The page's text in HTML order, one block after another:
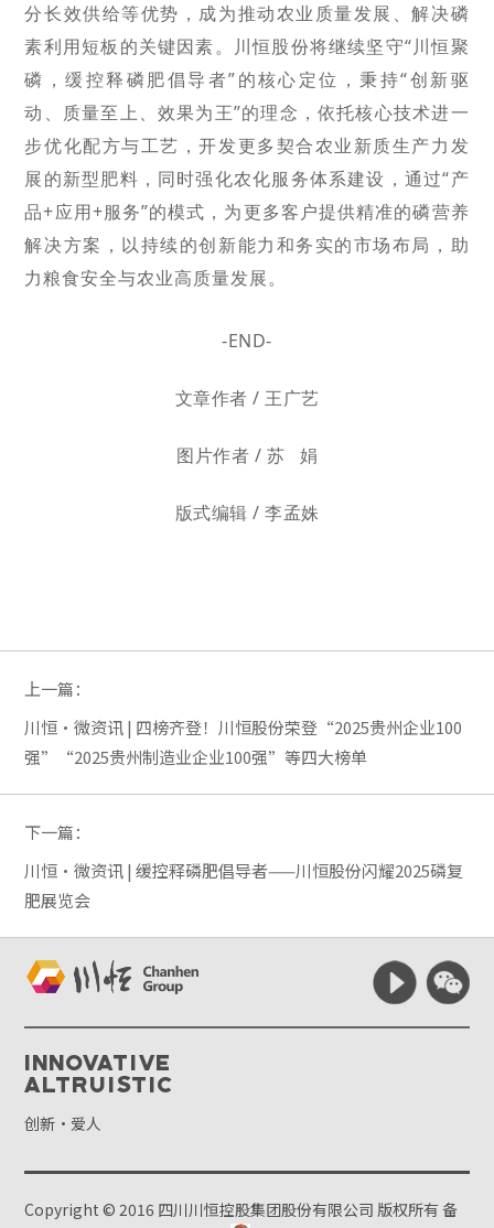
分长效供给等优势，成为推动农业质量发展、解决磷
素利用短板的关键因素。川恒股份将继续坚守“川恒聚
磷，缓控释磷肥倡导者”的核心定位，秉持“创新驱
动、质量至上、效果为王”的理念，依托核心技术进一
步优化配方与工艺，开发更多契合农业新质生产力发
展的新型肥料，同时强化农化服务体系建设，通过“产
品+应用+服务”的模式，为更多客户提供精准的磷营养
解决方案，以持续的创新能力和务实的市场布局，助
力粮食安全与农业高质量发展。
-END-
文章作者 / 王广艺
图片作者 / 苏 娟
版式编辑 / 李孟姝
上一篇：
川恒·微资讯 | 四榜齐登！川恒股份荣登“2025贵州企业100
强”“2025贵州制造业企业100强”等四大榜单
下一篇：
川恒·微资讯 | 缓控释磷肥倡导者——川恒股份闪耀2025磷复
肥展览会
Innovative
Altruistic
创新·爱人
Copyright © 2016 四川川恒控股集团股份有限公司 版权所有备